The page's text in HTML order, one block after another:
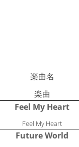
楽曲名
楽曲
Feel My Heart
Feel My Heart
Future World